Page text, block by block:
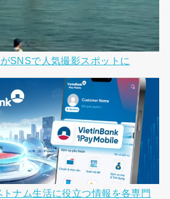
SNSで人気撮影スポットに
ナム生活に役立つ情報を各専門